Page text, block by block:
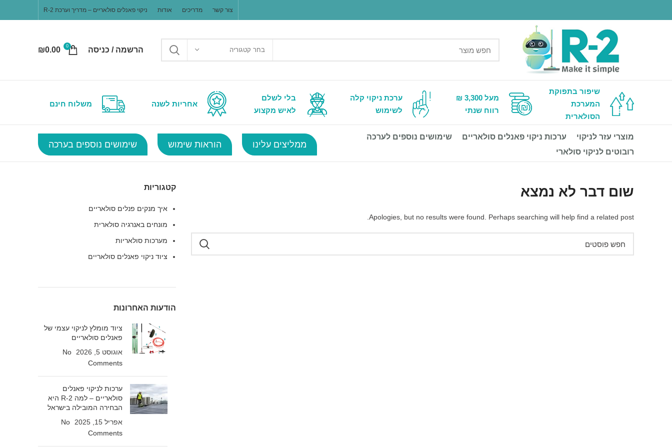
צור קשר מדריכים אודות ניקוי פאנלים סולאריים – מדריך וערכת R-2
בחר קטגוריה הרשמה / כניסה 0
₪0.00
שיפור בתפוקת
המערכת
הסולארית
מעל 3,300 ₪
רווח שנתי
ערכת ניקוי קלה
לשימוש
בלי לשלם
לאיש מקצוע
אחריות לשנה משלוח חינם
מוצרי עזר לניקוי ערכות ניקוי פאנלים סולאריים
שימושים נוספים לערכה
רובוטים לניקוי סולארי
ממליצים עלינו הוראות שימוש שימושים נוספים בערכה
שום דבר לא נמצא
Apologies, but no results were found. Perhaps searching will help find a related post.
קטגוריות
איך מנקים פנלים סולאריים
מונחים באנרגיה סולארית
מערכות סולאריות
ציוד ניקוי פאנלים סולאריים
הודעות האחרונות
ציוד מומלץ לניקוי עצמי של
פאנלים סולאריים
אוגוסט 5, 2026
No
Comments
ערכות לניקוי פאנלים
סולאריים – למה R-2 היא
הבחירה המובילה בישראל
אפריל 15, 2025
No
Comments